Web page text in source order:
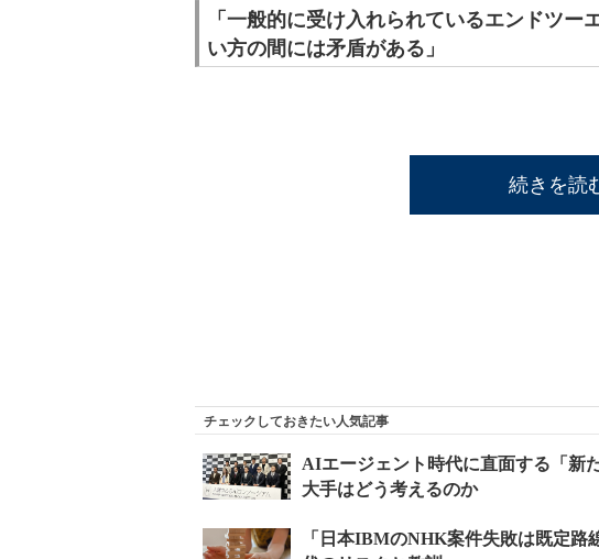
「一般的に受け入れられているエンドツ
い方の間には矛盾がある」
続きを読
チェックしておきたい人気記事